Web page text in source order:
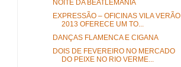
NOITE DA BEATLEMANIA
EXPRESSÃO – OFICINAS VILA VERÃO
2013 OFERECE UM TO...
DANÇAS FLAMENCA E CIGANA
DOIS DE FEVEREIRO NO MERCADO
DO PEIXE NO RIO VERME...